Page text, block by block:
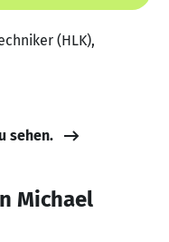
(HLK),
sehen.
Michael